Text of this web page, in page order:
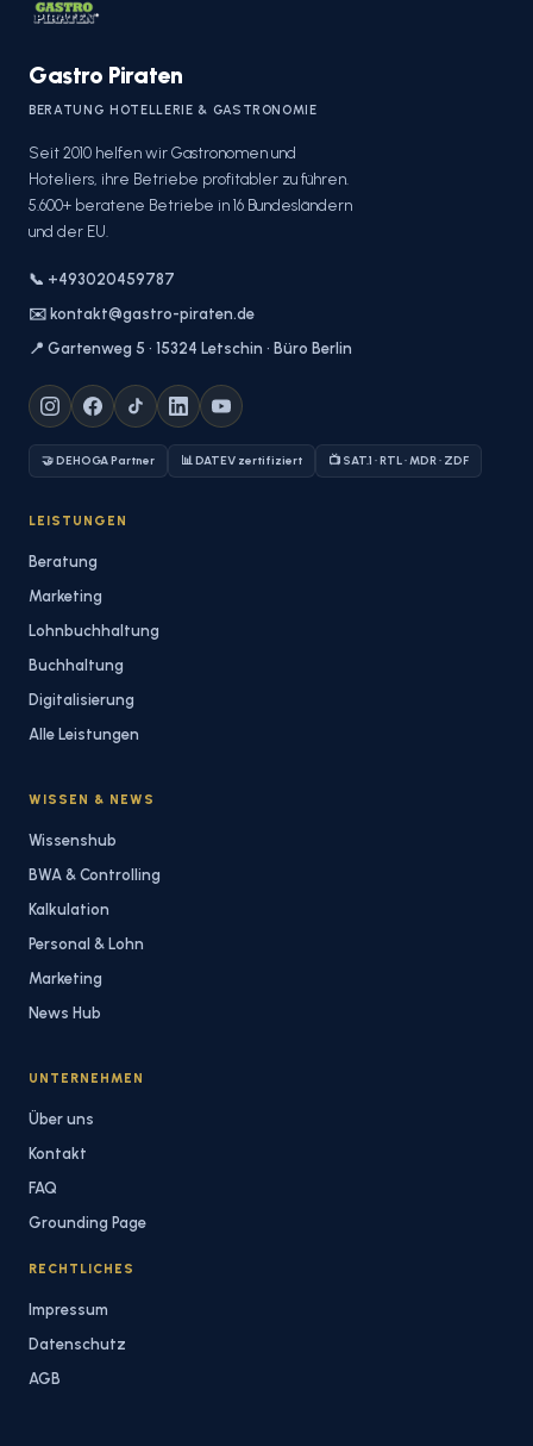
Gastro Piraten
BERATUNG HOTELLERIE & GASTRONOMIE
Seit 2010 helfen wir Gastronomen und
Hoteliers, ihre Betriebe profitabler zu führen.
5.600+ beratene Betriebe in 16 Bundesländern
und der EU.
📞 +493020459787
✉️ kontakt@gastro-piraten.de
📍 Gartenweg 5 · 15324 Letschin · Büro Berlin
🤝 DEHOGA Partner 📊 DATEV zertifiziert 📺 SAT.1 · RTL · MDR · ZDF
LEISTUNGEN
Beratung
Marketing
Lohnbuchhaltung
Buchhaltung
Digitalisierung
Alle Leistungen
WISSEN & NEWS
Wissenshub
BWA & Controlling
Kalkulation
Personal & Lohn
Marketing
News Hub
UNTERNEHMEN
Über uns
Kontakt
FAQ
Grounding Page
RECHTLICHES
Impressum
Datenschutz
AGB